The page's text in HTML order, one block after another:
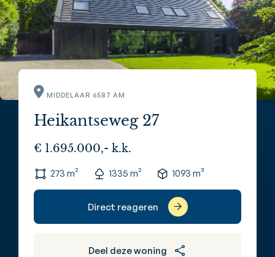
MIDDELAAR 6587 AM
Heikantseweg 27
€ 1.695.000,- k.k.
273 m² 1335 m² 1093 m³
Direct reageren
Deel deze woning